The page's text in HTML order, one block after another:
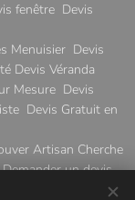
fenêtre Devis
Menuisier Devis
Devis Véranda
Mesure Devis
Devis Gratuit en
Artisan Cherche
un devis